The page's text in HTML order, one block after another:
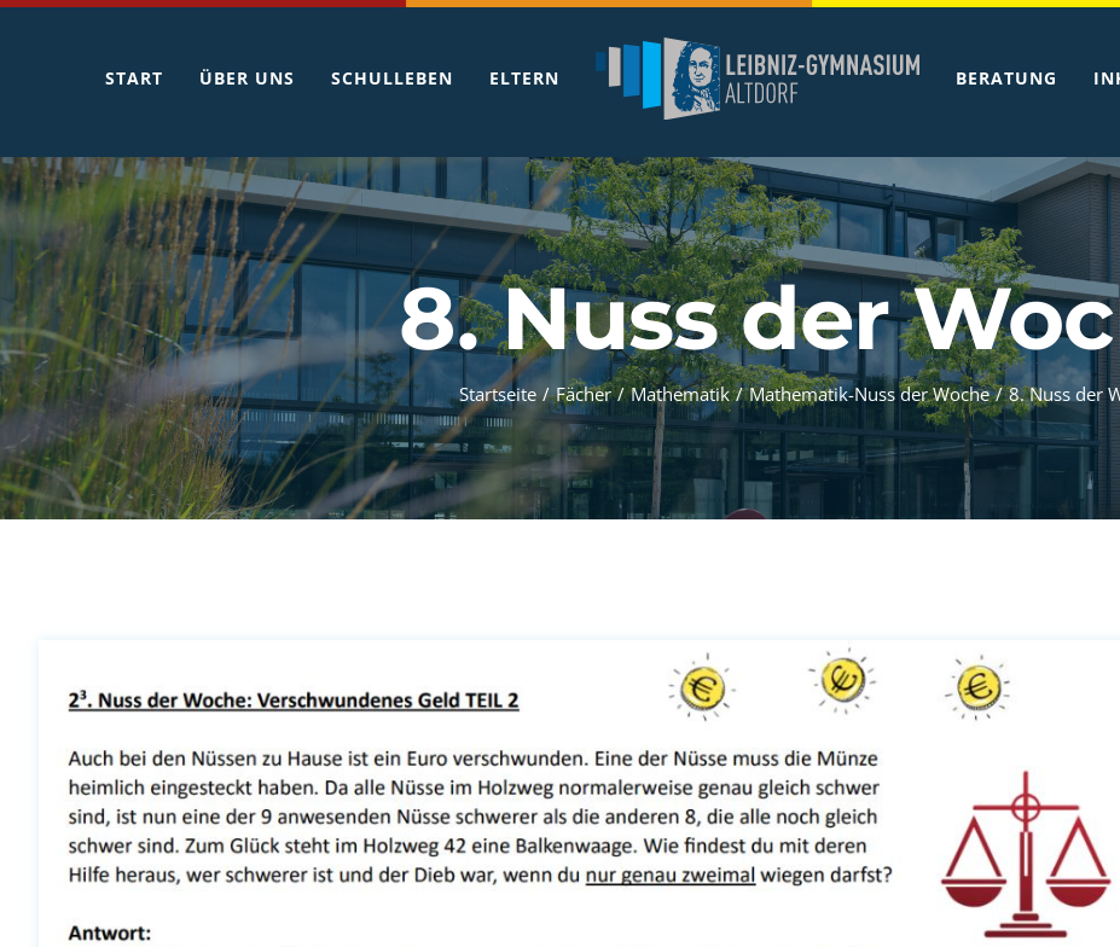
START ÜBER UNS SCHULLEBEN ELTERN BERATUNG
8. Nuss der
Startseite / Fächer / Mathematik / Mathematik-Nuss der Woche / 8. Nuss der